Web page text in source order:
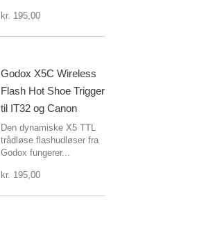
kr. 195,00
Godox X5C Wireless
Flash Hot Shoe Trigger
til IT32 og Canon
Den dynamiske X5 TTL
trådløse flashudløser fra
Godox fungerer...
kr. 195,00